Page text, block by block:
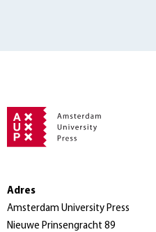
Adres
Amsterdam University Press
Nieuwe Prinsengracht 89